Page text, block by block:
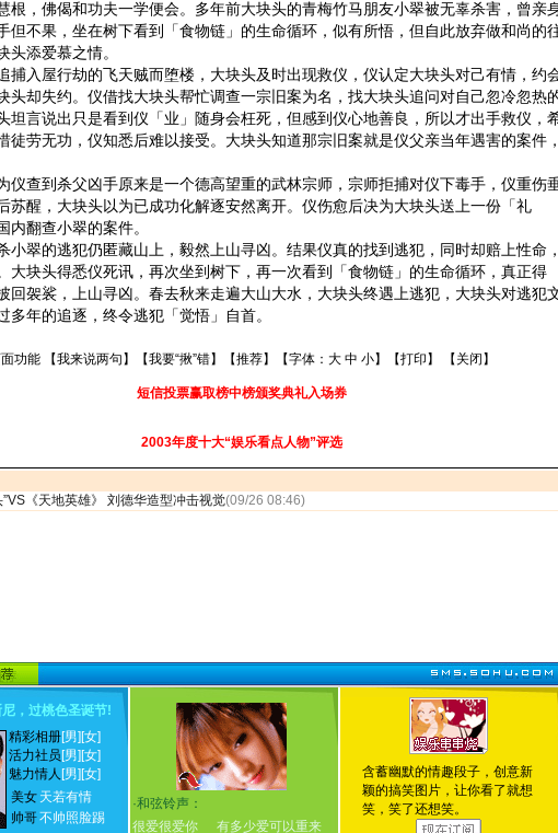
根，佛偈和功夫一学便会。多年前大块头的青梅竹马朋友小翠被无辜杀害，曾亲
但不果，坐在树下看到「食物链」的生命循环，似有所悟，但自此放弃做和尚的
头添爱慕之情。
入屋行劫的飞天贼而堕楼，大块头及时出现救仪，仪认定大块头对己有情，约
头却失约。仪借找大块头帮忙调查一宗旧案为名，找大块头追问对自己忽冷忽热
坦言说出只是看到仪「业」随身会枉死，但感到仪心地善良，所以才出手救仪，
徒劳无功，仪知悉后难以接受。大块头知道那宗旧案就是仪父亲当年遇害的案件，
查到杀父凶手原来是一个德高望重的武林宗师，宗师拒捕对仪下毒手，仪重伤
苏醒，大块头以为已成功化解逐安然离开。仪伤愈后决为大块头送上一份「礼
内翻查小翠的案件。
翠的逃犯仍匿藏山上，毅然上山寻凶。结果仪真的找到逃犯，同时却赔上性命，
大块头得悉仪死讯，再次坐到树下，再一次看到「食物链」的生命循环，真正得
回袈裟，上山寻凶。春去秋来走遍大山大水，大块头终遇上逃犯，大块头对逃犯
多年的追逐，终令逃犯「觉悟」自首。
功能 【我来说两句 】【我要“揪”错】【推荐】【字体： 大 中 小】【打印 】 【 关闭 】
短信投票赢取榜中榜颁奖典礼入场券
2003年度十大“娱乐看点人物”评选
”VS《天地英雄》 刘德华造型冲击视觉(09/26 08:46)
，过桃色圣诞节!
精彩相册[男] [女]
活力社员 [男] [女]
魅力情人 [男] [女]
美女 天若有情
帅哥不帅照脸踢
·和弦铃声：
很爱很爱你
有多少爱可以重来
含蓄幽默的情趣段子，创意新
颖的搞笑图片，让你看了就想
笑，笑了还想笑。